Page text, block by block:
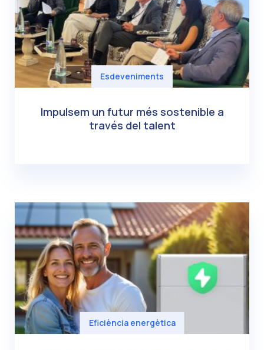
Esdeveniments
Impulsem un futur més sostenible a
través del talent
Eficiència energètica